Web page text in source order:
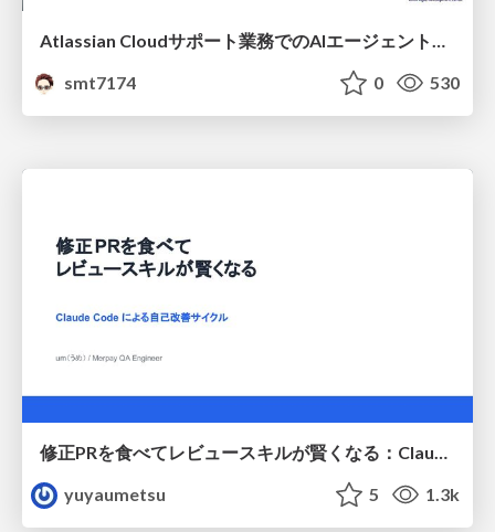
Atlassian Cloudサポート業務でのAIエージェント活用事例
smt7174
0 530
yuyaumetsu
5 1.3k